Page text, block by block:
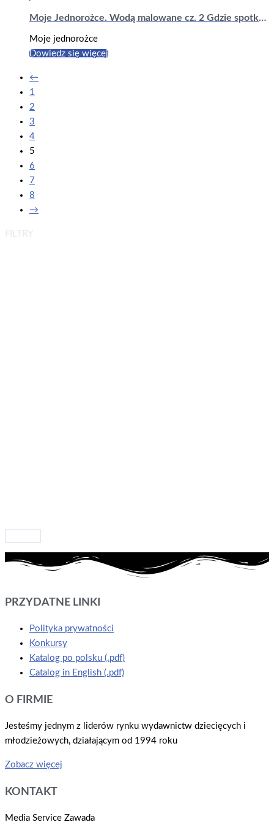
Moje Jednorożce. Wodą malowane cz. 2 Gdzie spotkasz jednorożce
Moje jednorożce
Dowiedz się więcej
←
1
2
3
4
5
6
7
8
→
PRZYDATNE LINKI
Polityka prywatności
Konkursy
Katalog po polsku (.pdf)
Catalog in English (.pdf)
O FIRMIE
Jesteśmy jednym z liderów rynku wydawnictw dziecięcych i
młodzieżowych, działającym od 1994 roku
Zobacz więcej
KONTAKT
Media Service Zawada